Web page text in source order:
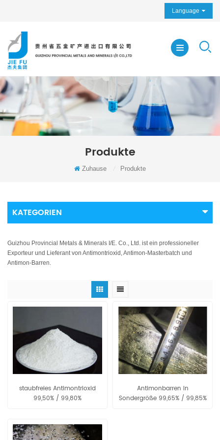
Language
Produkte
Zuhause Produkte
KATEGORIEN
Guizhou Provincial Metals & Minerals I/E. Co., Ltd. ist ein professioneller
Exporteur und Lieferant von Antimontrioxid, Antimon-Masterbatch und
Antimon-Barren.
staubfreies Antimontrioxid
99,50% / 99,80%
Antimonbarren in
Sondergröße 99,65% / 99,85%